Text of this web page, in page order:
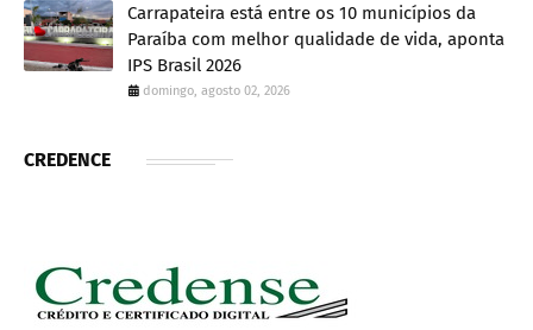
Carrapateira está entre os 10 municípios da
Paraíba com melhor qualidade de vida, aponta
IPS Brasil 2026
domingo, agosto 02, 2026
CREDENCE